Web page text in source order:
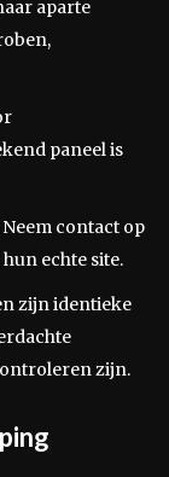
aparte
paneel is
contact op
echte site.
zijn identieke
zijn.